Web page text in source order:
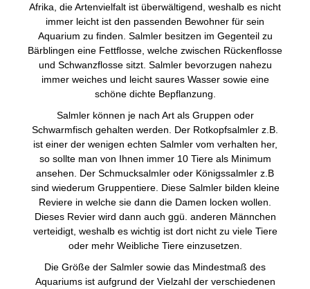
Afrika, die Artenvielfalt ist überwältigend, weshalb es nicht
immer leicht ist den passenden Bewohner für sein
Aquarium zu finden. Salmler besitzen im Gegenteil zu
Bärblingen eine Fettflosse, welche zwischen Rückenflosse
und Schwanzflosse sitzt. Salmler bevorzugen nahezu
immer weiches und leicht saures Wasser sowie eine
schöne dichte Bepflanzung.
Salmler können je nach Art als Gruppen oder
Schwarmfisch gehalten werden. Der Rotkopfsalmler z.B.
ist einer der wenigen echten Salmler vom verhalten her,
so sollte man von Ihnen immer 10 Tiere als Minimum
ansehen. Der Schmucksalmler oder Königssalmler z.B
sind wiederum Gruppentiere. Diese Salmler bilden kleine
Reviere in welche sie dann die Damen locken wollen.
Dieses Revier wird dann auch ggü. anderen Männchen
verteidigt, weshalb es wichtig ist dort nicht zu viele Tiere
oder mehr Weibliche Tiere einzusetzen.
Die Größe der Salmler sowie das Mindestmaß des
Aquariums ist aufgrund der Vielzahl der verschiedenen